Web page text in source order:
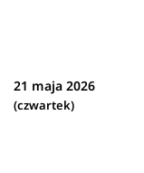
21 maja 2026
(czwartek)